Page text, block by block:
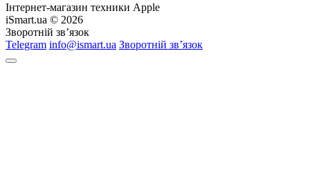
Інтернет-магазин техники Apple
iSmart.ua © 2026
Зворотній зв’язок
Telegram info@ismart.ua Зворотній зв’язок